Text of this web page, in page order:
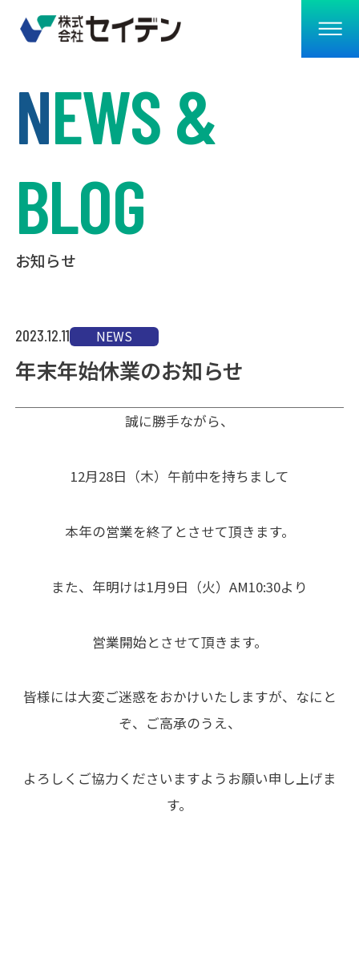
NEWS &
BLOG
お知らせ
2023.12.11 NEWS
年末年始休業のお知らせ
誠に勝手ながら、
12月28日（木）午前中を持ちまして
本年の営業を終了とさせて頂きます。
また、年明けは1月9日（火）AM10:30より
営業開始とさせて頂きます。
皆様には大変ご迷惑をおかけいたしますが、なにと
ぞ、ご高承のうえ、
よろしくご協力くださいますようお願い申し上げま
す。